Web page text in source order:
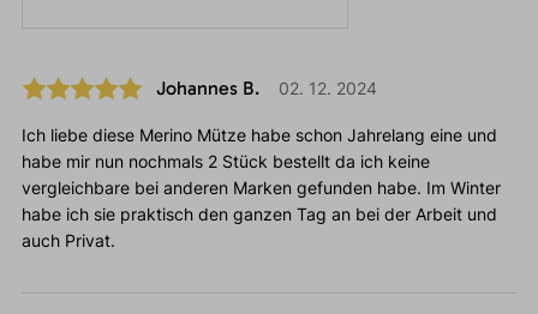
Johannes B. 02. 12. 2024
Ich liebe diese Merino Mütze habe schon Jahrelang eine und
habe mir nun nochmals 2 Stück bestellt da ich keine
vergleichbare bei anderen Marken gefunden habe. Im Winter
habe ich sie praktisch den ganzen Tag an bei der Arbeit und
auch Privat.